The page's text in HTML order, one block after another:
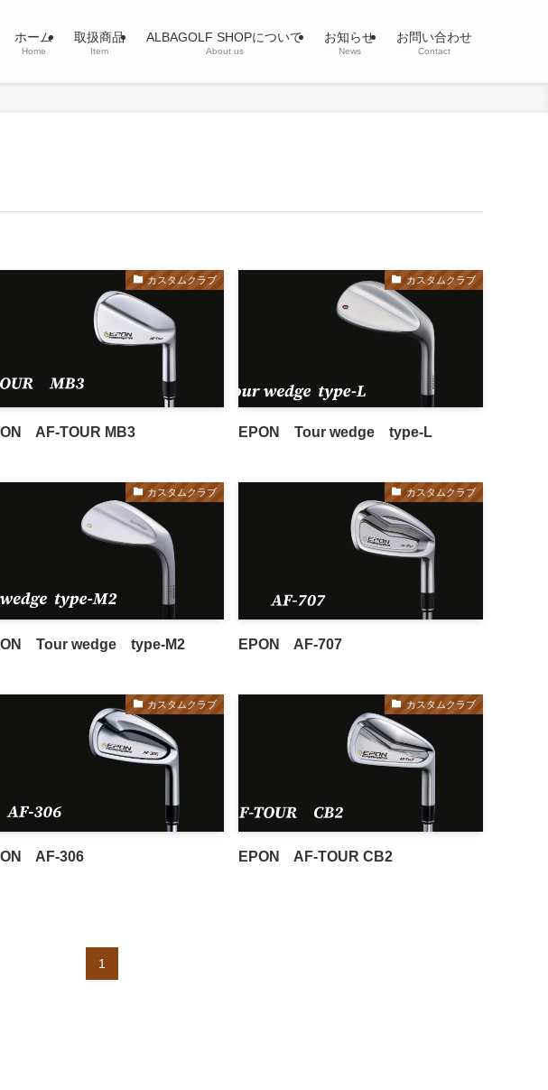
ホーム
Home
取扱商品
Item
ALBAGOLF SHOPについて
About us
お知らせ
News
お問い合わせ
Contact
カスタムクラブ
AF-TOUR MB3
カスタムクラブ
EPON Tour wedge type-L
カスタムクラブ
Tour wedge type-M2
カスタムクラブ
EPON AF-707
カスタムクラブ
AF-306
カスタムクラブ
EPON AF-TOUR CB2
1